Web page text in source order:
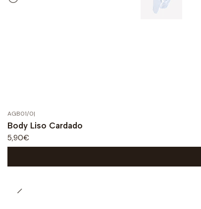
AGB01/0|
Body Liso Cardado
5,90€